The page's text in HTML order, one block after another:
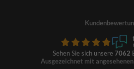
Sehen Sie sich unsere 7062
Ausgezeichnet mit